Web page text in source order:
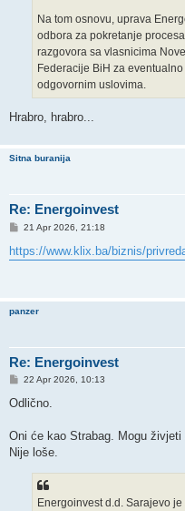
Na tom osnovu, uprava
odbora za pokretanje
razgovora sa vlasnicima
Federacije BiH za
odgovornim uslovima.
Hrabro, hrabro...
Sitna buranija
Re: Energoinvest
P
s
t
21 Apr 2026, 21:18
https://www.klix.ba/biznis/
panzer
Re: Energoinvest
P
s
22 Apr 2026, 10:13
Odlično.
Oni će kao Strabag. Mogu
Nije loše.
Energoinvest d.d. Sarajevo